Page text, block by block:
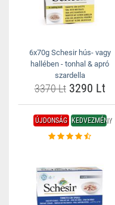
6x70g Schesir hús- vagy
hallében - tonhal & apró
szardella
3370 Lt3290 Lt
ÚJDONSÁG KEDVEZMÉNY